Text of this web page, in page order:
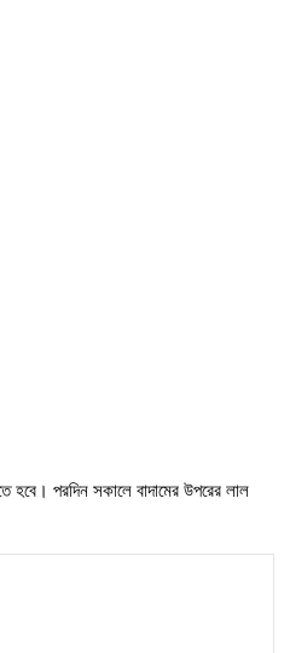
হবে। পরদিন সকালে বাদামের উপরের লাল